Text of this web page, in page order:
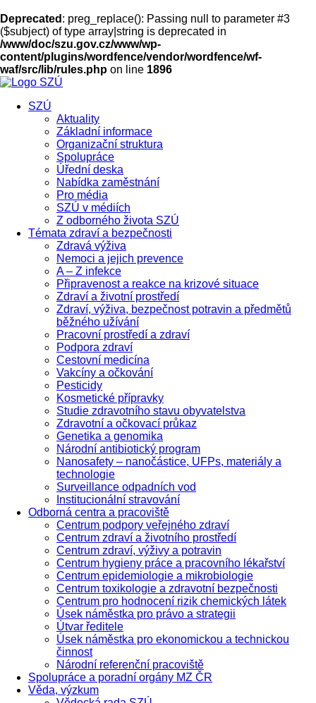
Deprecated : preg_replace(): Passing null to parameter #3
($subject) of type array|string is deprecated in
/www/doc/szu.gov.cz/www/wp-
content/plugins/wordfence/vendor/wordfence/wf-
waf/src/lib/rules.php on line 1896
SZÚ
Aktuality
Základní informace
Organizační struktura
Spolupráce
Úřední deska
Nabídka zaměstnání
Pro média
SZÚ v médiích
Z odborného života SZÚ
Témata zdraví a bezpečnosti
Zdravá výživa
Nemoci a jejich prevence
A – Z infekce
Připravenost a reakce na krizové situace
Zdraví a životní prostředí
Zdraví, výživa, bezpečnost potravin a předmětů
běžného užívání
Pracovní prostředí a zdraví
Podpora zdraví
Cestovní medicína
Vakcíny a očkování
Pesticidy
Kosmetické přípravky
Studie zdravotního stavu obyvatelstva
Zdravotní a očkovací průkaz
Genetika a genomika
Národní antibiotický program
Nanosafety – nanočástice, UFPs, materiály a
technologie
Surveillance odpadních vod
Institucionální stravování
Odborná centra a pracoviště
Centrum podpory veřejného zdraví
Centrum zdraví a životního prostředí
Centrum zdraví, výživy a potravin
Centrum hygieny práce a pracovního lékařství
Centrum epidemiologie a mikrobiologie
Centrum toxikologie a zdravotní bezpečnosti
Centrum pro hodnocení rizik chemických látek
Úsek náměstka pro právo a strategii
Útvar ředitele
Úsek náměstka pro ekonomickou a technickou
činnost
Národní referenční pracoviště
Spolupráce a poradní orgány MZ ČR
Věda, výzkum